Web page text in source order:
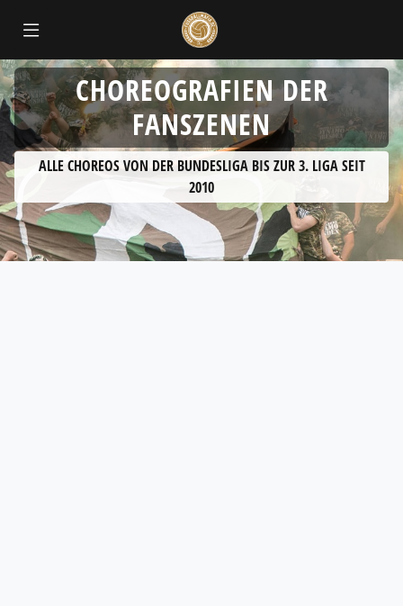
CHOREOGRAFIEN DER
FANSZENEN
ALLE CHOREOS VON DER BUNDESLIGA BIS ZUR 3. LIGA SEIT
2010